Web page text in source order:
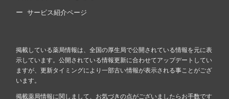
サービス紹介ページ
掲載している薬局情報は、全国の厚生局で公開されている情報を元に表
示しています。公開されている情報更新に合わせてアップデートしてい
ますが、更新タイミングにより一部古い情報が表示される事ことがござ
います。
掲載薬局情報に関しまして、お気づきの点がございましたらお手数です